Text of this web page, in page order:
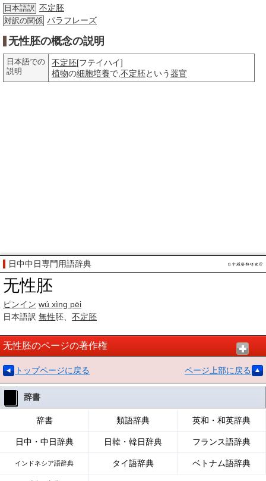
日本語訳 不定胚
対訳の関係 パラフレーズ
无性胚の概念の説明
日本語での
説明
不定胚[フテイハイ]
植物の細胞培養で, 不定胚という器官
日中中日専門用語辞典
无性胚
ピンイン wú xìng pēi
日本語訳 無性胚、 不定胚
无性胚のページの著作権
トップページに戻る ページ上部に戻る
辞書
辞書 類語辞典 英和・和英辞典
日中・中日辞典 日韓・韓日辞典 フランス語辞典
インドネシア語辞典 タイ語辞典 ベトナム語辞典